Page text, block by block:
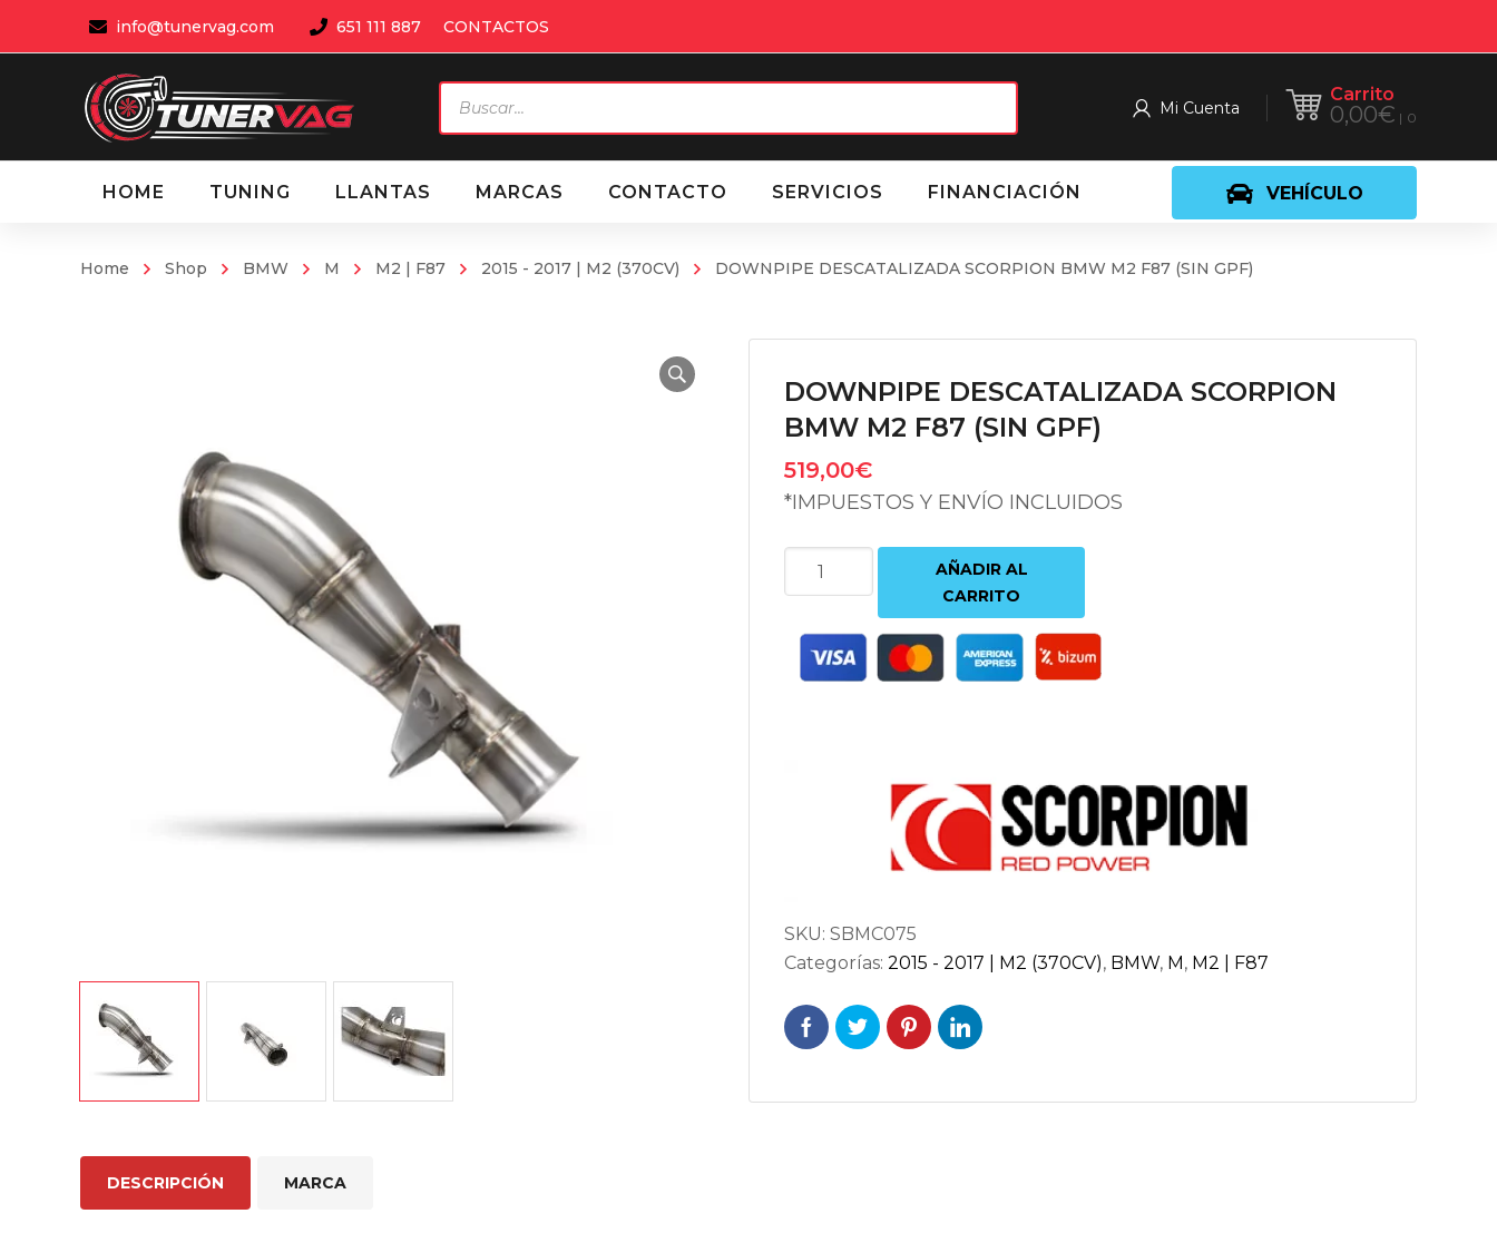
info@tunervag.com 651 111 887 CONTACTOS
Carrito
0,00€ 0
Mi Cuenta
de
productos
VEHÍCULO
HOME TUNING LLANTAS MARCAS CONTACTO SERVICIOS FINANCIACIÓN
Home Shop BMW M M2 | F87 2015 - 2017 | M2 (370CV) DOWNPIPE DESCATALIZADA SCORPION BMW M2 F87 (SIN GPF)
DOWNPIPE DESCATALIZADA SCORPION
BMW M2 F87 (SIN GPF)
519,00€
*IMPUESTOS Y ENVÍO INCLUIDOS
DOWNPIPE
DESCATALIZADA
SCORPION
BMW
M2
AÑADIR AL
CARRITO
SKU: SBMC075
Categorías: 2015 - 2017 | M2 (370CV), BMW, M, M2 | F87
DESCRIPCIÓN MARCA